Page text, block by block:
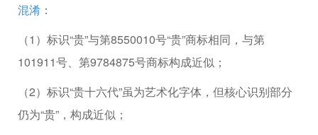
混淆 ：
（1）标识“贵”与第8550010号“贵”商标相同，与第
101911号、第9784875号商标构成近似；
（2）标识“贵十六代”虽为艺术化字体，但核心识别部分
仍为“贵”，构成近似；